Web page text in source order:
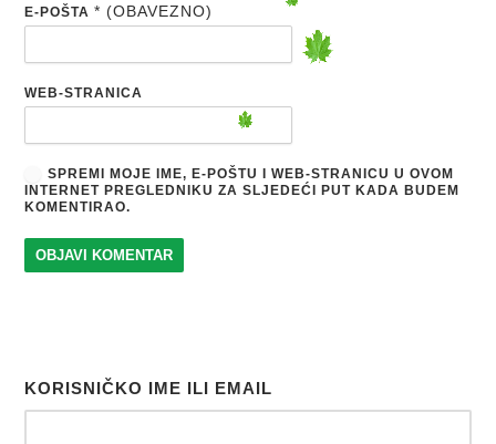
E-POŠTA* (OBAVEZNO)
WEB-STRANICA
SPREMI MOJE IME, E-POŠTU I WEB-STRANICU U OVOM
INTERNET PREGLEDNIKU ZA SLJEDEĆI PUT KADA BUDEM
KOMENTIRAO.
KORISNIČKO IME ILI EMAIL